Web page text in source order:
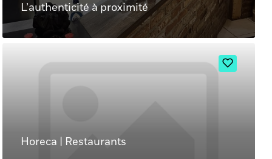
L’authenticité à proximité
Horeca | Restaurants